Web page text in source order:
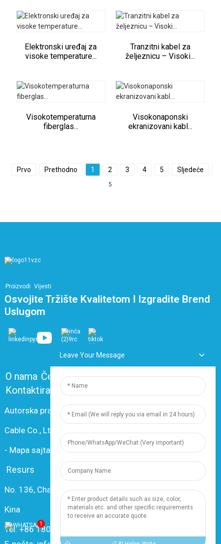
Elektronski uređaj za
visoke temperature...
Tranzitni kabel za
željeznicu – Visoki...
Visokotemperaturna
fiberglas...
Visokonaponski
ekranizovani kabl...
Prvo Prethodno 1 2 3 4 5 Sljedeće
5
Proizvodi Vijesti
Osvojite Tržište Kvalitetom I Izgradite Brend
Uslugom
O nama Često postavljana pitanja
Kontaktirajte nas
Autorska prava © 2024 Shanghai Dingzun Electric &
Cable Co., Ltd. Sva prava pridržana.
- Mapa sajta Resource
Resurs
No. 136, Changxiang Rd., Grad Nanxiang, 201802, Šangaj,
Kina
Tel: +86 18019377761
1
Leave Your Message